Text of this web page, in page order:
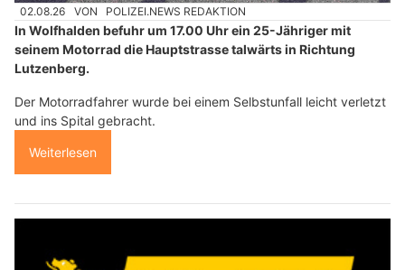
02.08.26 VON POLIZEI.NEWS REDAKTION
In Wolfhalden befuhr um 17.00 Uhr ein 25-Jähriger mit
seinem Motorrad die Hauptstrasse talwärts in Richtung
Lutzenberg.
Der Motorradfahrer wurde bei einem Selbstunfall leicht verletzt
und ins Spital gebracht.
Weiterlesen